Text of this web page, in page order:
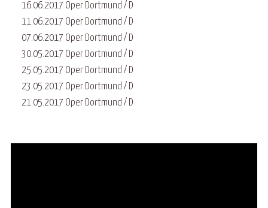
16.06.2017 Oper Dortmund / D
11.06.2017 Oper Dortmund / D
07.06.2017 Oper Dortmund / D
30.05.2017 Oper Dortmund / D
25.05.2017 Oper Dortmund / D
23.05.2017 Oper Dortmund / D
21.05.2017 Oper Dortmund / D